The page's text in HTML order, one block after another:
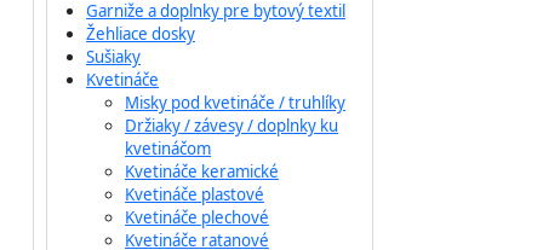
Garniže a doplnky pre bytový textil
Žehliace dosky
Sušiaky
Kvetináče
Misky pod kvetináče / truhlíky
Držiaky / závesy / doplnky ku
kvetináčom
Kvetináče keramické
Kvetináče plastové
Kvetináče plechové
Kvetináče ratanové